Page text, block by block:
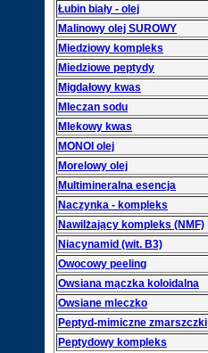
Łubin biały - olej
Malinowy olej SUROWY
Miedziowy kompleks
Miedziowe peptydy
Migdałowy kwas
Mleczan sodu
Mlekowy kwas
MONOI olej
Morelowy olej
Multimineralna esencja
Naczynka - kompleks
Nawilżający kompleks (NMF)
Niacynamid (wit. B3)
Owocowy peeling
Owsiana mączka koloidalna
Owsiane mleczko
Peptyd-mimiczne zmarszczki
Peptydowy kompleks